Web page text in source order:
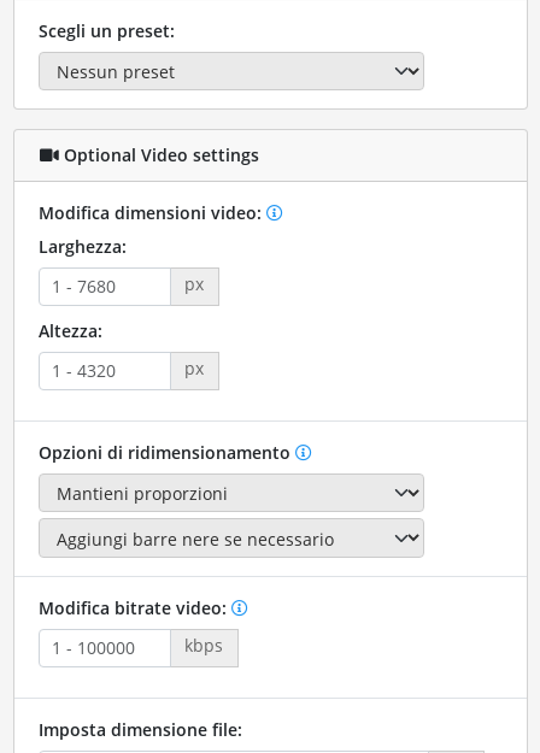
Scegli un preset:
Optional Video settings
Modifica dimensioni video:
Larghezza:
px
Altezza:
px
Opzioni di ridimensionamento
Modifica bitrate video:
kbps
Imposta dimensione file: